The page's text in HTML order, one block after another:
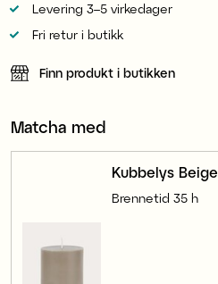
Levering 3–5 virkedager
Fri retur i butikk
Finn produkt i butikken
Matcha med
Kubbelys Beige
Brennetid 35 h